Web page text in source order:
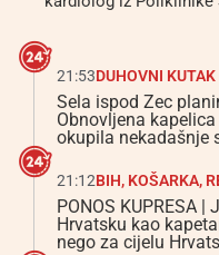
21:53DUHOVNI KUTAK
Sela ispod Zec
Obnovljena
okupila nekadašnje
21:12BIH, KOŠARKA,
PONOS KUPRESA
Hrvatsku kao
nego za cijelu